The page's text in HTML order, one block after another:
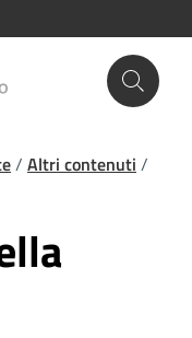
/ Altri contenuti /